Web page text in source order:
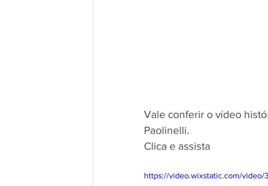
Vale conferir o vídeo
Paolinelli.
Clica e assista
https://video.wixstatic.com/video/